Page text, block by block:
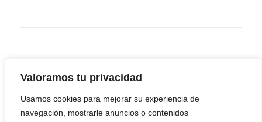
Valoramos tu privacidad
Usamos cookies para mejorar su experiencia de
navegación, mostrarle anuncios o contenidos